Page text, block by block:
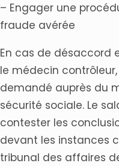
– Engager une
fraude avérée
En cas de désaccord
le médecin
demandé auprès du
sécurité sociale. Le
contester les
devant les instances
tribunal des affaires